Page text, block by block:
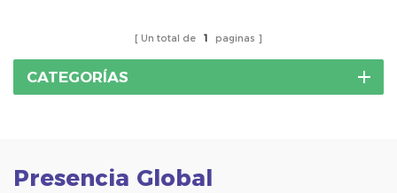
la misma área y una
mayor producción de
energía.
Un total de 1 paginas
CATEGORÍAS
Presencia Global